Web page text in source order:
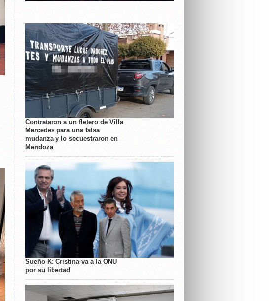
Contrataron a un fletero de Villa
Mercedes para una falsa
mudanza y lo secuestraron en
Mendoza
Sueño K: Cristina va a la ONU
por su libertad